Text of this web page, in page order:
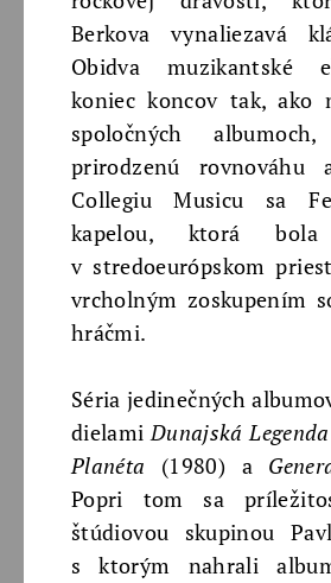
Berkova vynaliezavá
Obidva muzikantské
koniec koncov tak, ako
spoločných
prirodzenú rovnováhu
Collegiu Musicu sa
kapelou, ktorá bola
v stredoeurópskom
vrcholným zoskupením
hráčmi.
Séria jedinečných
dielamiDunajská Legenda
Planéta (1980) a
Popri tom sa
štúdiovou skupinou
s ktorým nahrali